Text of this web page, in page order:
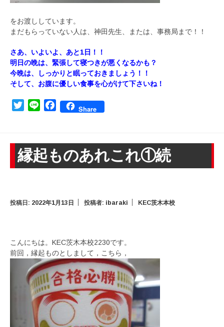
をお渡ししています。
まだもらっていない人は、神田先生、または、事務局まで！！
さあ、いよいよ、あと1日！！
明日の晩は、緊張して寝つきが悪くなるかも？
今晩は、しっかりと眠っておきましょう！！
そして、お腹に優しい食事を心がけて下さいね！
TwitterLine FacebookShare
縁起ものあれこれ①続
投稿日: 2022年1月13日 投稿者: ibaraki KEC茨木本校
こんにちは。KEC茨木本校2230です。
前回，縁起ものとしまして，こちら，